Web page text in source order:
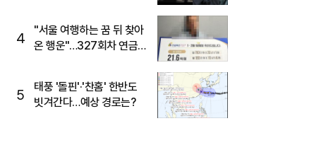
4
"서울 여행하는 꿈 뒤 찾아
온 행운"…327회차 연금
5
태풍 '돌핀'·'찬홈' 한반도
빗겨간다…예상 경로는?